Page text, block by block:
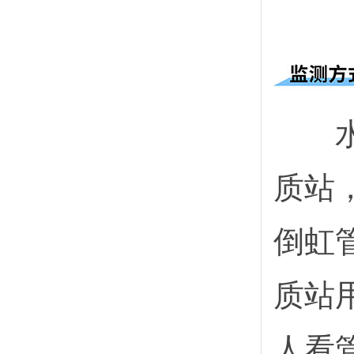
水
质站
倒虹
质站